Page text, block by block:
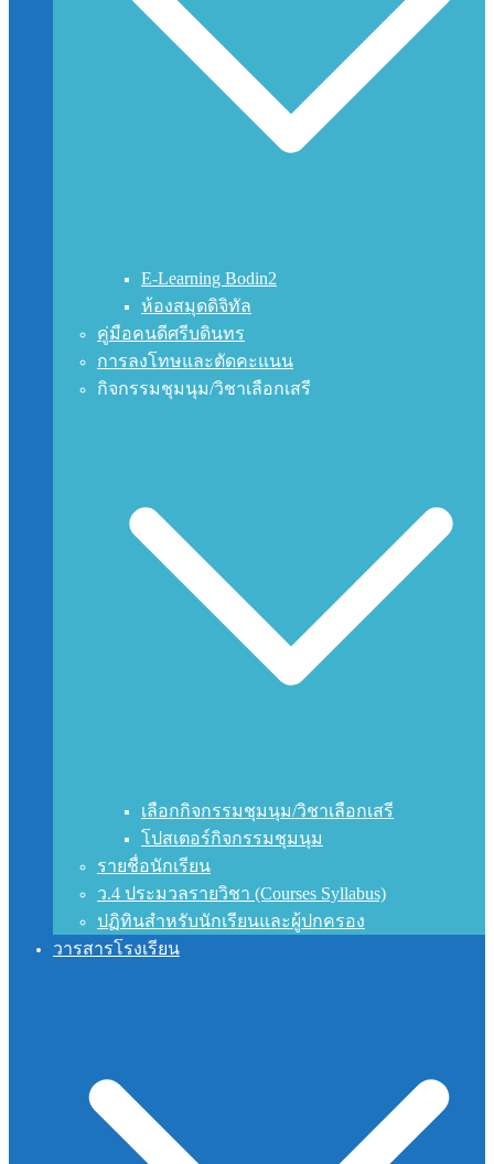
E-Learning Bodin2
ห้องสมุดดิจิทัล
คู่มือคนดีศรีบดินทร
การลงโทษและตัดคะแนน
กิจกรรมชุมนุม/วิชาเลือกเสรี
เลือกกิจกรรมชุมนุม/วิชาเลือกเสรี
โปสเตอร์กิจกรรมชุมนุม
รายชื่อนักเรียน
ว.4 ประมวลรายวิชา (Courses Syllabus)
ปฏิทินสำหรับนักเรียนและผู้ปกครอง
วารสารโรงเรียน